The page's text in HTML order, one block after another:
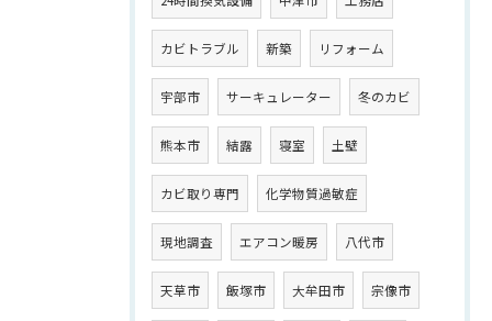
カビトラブル 新築 リフォーム
宇部市 サーキュレーター 冬のカビ
熊本市 結露 寝室 土壁
カビ取り専門 化学物質過敏症
現地調査 エアコン暖房 八代市
天草市 飯塚市 大牟田市 宗像市